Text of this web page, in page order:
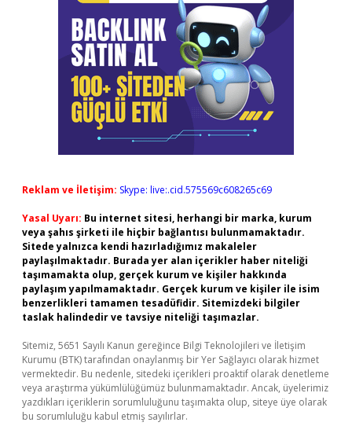
Reklam ve İletişim: Skype: live:.cid.575569c608265c69
Yasal Uyarı: Bu internet sitesi, herhangi bir marka, kurum
veya şahıs şirketi ile hiçbir bağlantısı bulunmamaktadır.
Sitede yalnızca kendi hazırladığımız makaleler
paylaşılmaktadır. Burada yer alan içerikler haber niteliği
taşımamakta olup, gerçek kurum ve kişiler hakkında
paylaşım yapılmamaktadır. Gerçek kurum ve kişiler ile isim
benzerlikleri tamamen tesadüfidir. Sitemizdeki bilgiler
taslak halindedir ve tavsiye niteliği taşımazlar.
Sitemiz, 5651 Sayılı Kanun gereğince Bilgi Teknolojileri ve İletişim
Kurumu (BTK) tarafından onaylanmış bir Yer Sağlayıcı olarak hizmet
vermektedir. Bu nedenle, sitedeki içerikleri proaktif olarak denetleme
veya araştırma yükümlülüğümüz bulunmamaktadır. Ancak, üyelerimiz
yazdıkları içeriklerin sorumluluğunu taşımakta olup, siteye üye olarak
bu sorumluluğu kabul etmiş sayılırlar.